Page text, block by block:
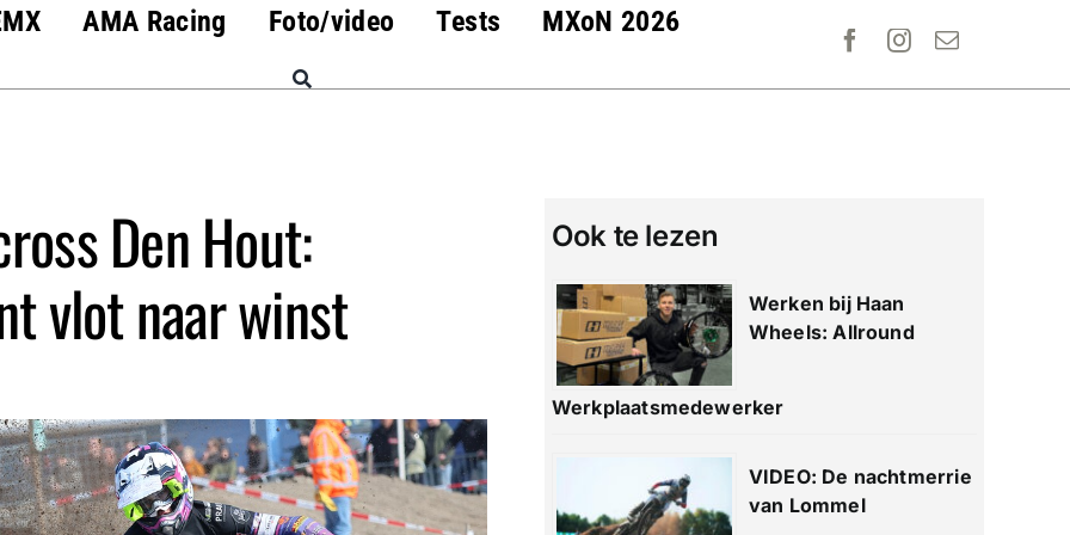
AMA Racing Foto/video Tests MXoN 2026
Den Hout:
vlot naar winst
Ook te lezen
Werken bij Haan
Wheels: Allround
Werkplaatsmedewerker
VIDEO: De nachtmerrie
van Lommel